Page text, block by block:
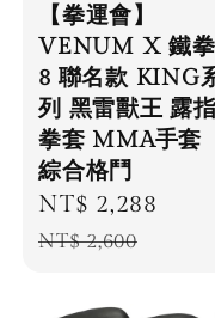
【拳運會】
VENUM X 鐵拳
8 聯名款 KING
列 黑雷獸王 露指
拳套 MMA手套
綜合格鬥
Sale
price
NT$ 2,288
NT$ 2,600